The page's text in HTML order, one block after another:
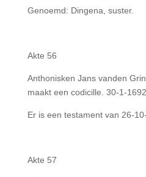
Genoemd: Dingena, suster.
Akte 56
Anthonisken Jans vanden
maakt een codicille. 30-1-1692
Er is een testament van 26-
Akte 57